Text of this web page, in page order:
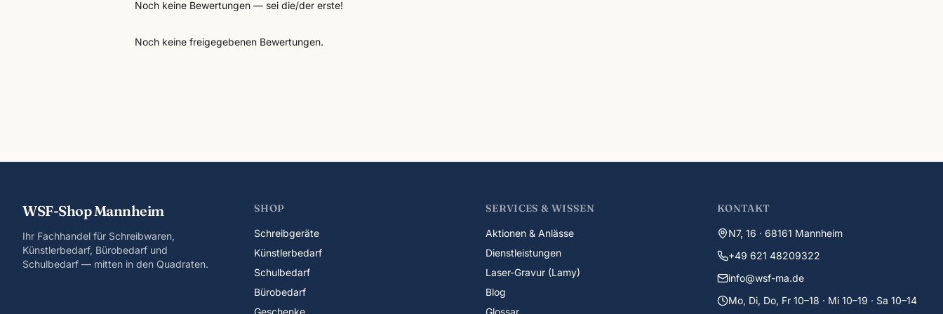
Noch keine Bewertungen — sei die/der erste!
Noch keine freigegebenen Bewertungen.
WSF-Shop Mannheim
Ihr Fachhandel für Schreibwaren,
Künstlerbedarf, Bürobedarf und
Schulbedarf — mitten in den Quadraten.
SHOP
Schreibgeräte
Künstlerbedarf
Schulbedarf
Bürobedarf
Geschenke
SERVICES & WISSEN
Aktionen & Anlässe
Dienstleistungen
Laser-Gravur (Lamy)
Blog
Glossar
KONTAKT
N7, 16 · 68161 Mannheim
+49 621 48209322
info@wsf-ma.de
Mo, Di, Do, Fr 10–18 · Mi 10–19 · Sa 10–14